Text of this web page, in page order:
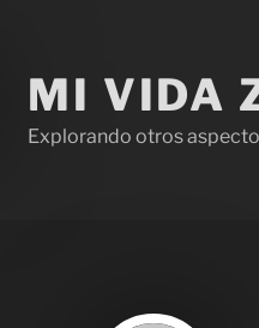
MI VIDA
Explorando otros